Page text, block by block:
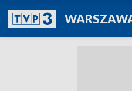
TVP